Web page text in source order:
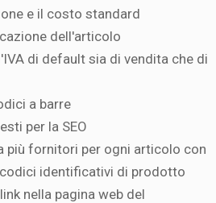
e il costo standard
dell'articolo
di default sia di vendita che di
a barre
per la SEO
più fornitori per ogni articolo con
identificativi di prodotto
nella pagina web del